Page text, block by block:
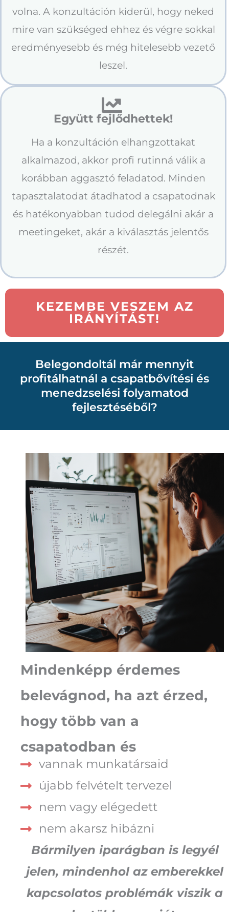
volna. A konzultáción kiderül, hogy neked
mire van szükséged ehhez és végre sokkal
eredményesebb és még hitelesebb vezető
leszel.
Együtt fejlődhettek!
Ha a konzultáción elhangzottakat
alkalmazod, akkor profi rutinná válik a
korábban aggasztó feladatod. Minden
tapasztalatodat átadhatod a csapatodnak
és hatékonyabban tudod delegálni akár a
meetingeket, akár a kiválasztás jelentős
részét.
KEZEMBE VESZEM AZ
IRÁNYÍTÁST!
Belegondoltál már mennyit
profitálhatnál a csapatbővítési és
menedzselési folyamatod
fejlesztéséből?
Mindenképp érdemes
belevágnod, ha azt érzed,
hogy több van a
csapatodban és
vannak munkatársaid
újabb felvételt tervezel
nem vagy elégedett
nem akarsz hibázni
Bármilyen iparágban is legyél
jelen, mindenhol az emberekkel
kapcsolatos problémák viszik a